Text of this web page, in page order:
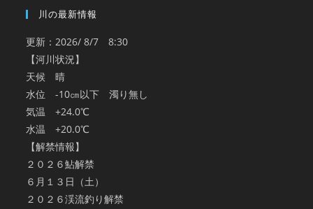
川の最新情報
更新：2026/ 8/7 8:30
【河川状況】
天候 晴
水位 -10㎝以下 濁り無し
気温 +24.0℃
水温 +20.0℃
【解禁情報】
２０２６鮎解禁
６月１３日（土）
２０２６渓流釣り解禁